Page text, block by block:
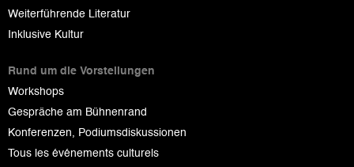
Weiterführende Literatur
Inklusive Kultur
Rund um die Vorstellungen
Workshops
Gespräche am Bühnenrand
Konferenzen, Podiumsdiskussionen
Tous les événements culturels